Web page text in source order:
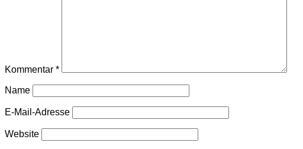
Kommentar *
Name
E-Mail-Adresse
Website